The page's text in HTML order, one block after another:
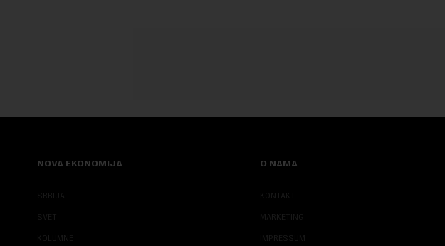
NOVA EKONOMIJA
SRBIJA
SVET
KOLUMNE
O NAMA
KONTAKT
MARKETING
IMPRESSUM